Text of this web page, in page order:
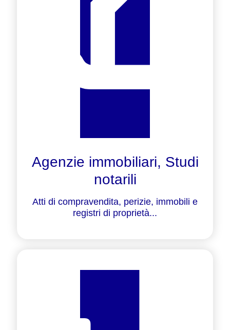
Agenzie immobiliari, Studi
notarili
Atti di compravendita, perizie, immobili e
registri di proprietà...